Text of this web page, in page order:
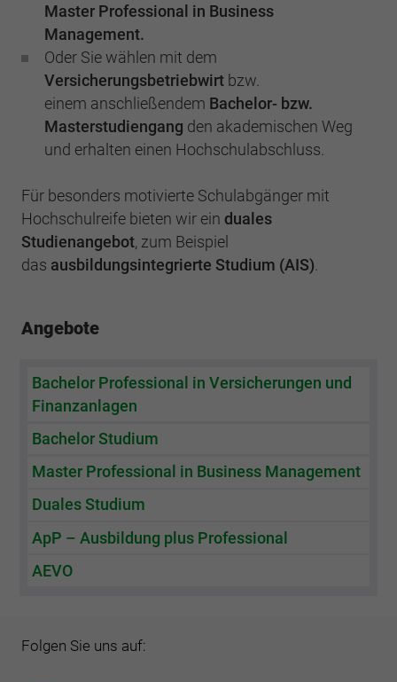
Master Professional in Business
Management.
Oder Sie wählen mit dem
Versicherungsbetriebwirtbzw.
einem anschließendem Bachelor- bzw.
Masterstudiengang den akademischen Weg
und erhalten einen Hochschulabschluss.
Für besonders motivierte Schulabgänger mit
Hochschulreife bieten wir ein duales
Studienangebot, zum Beispiel
das ausbildungsintegrierte Studium (AIS).
Angebote
Bachelor Professional in Versicherungen und
Finanzanlagen
Bachelor Studium
Master Professional in Business Management
Duales Studium
ApP – Ausbildung plus Professional
AEVO
Folgen Sie uns auf:
Name fe_typo3_user
Anbieter BWV Berlin Brandenburg
Laufzeit Sitzungsende
Zweck
Speicherung der Benutzer-ID bei
Anmeldung über den Webseiten-Login .
Analytics verwendet.
Anbieter Google Analytics
Laufzeit 1 Tag
Zweck
Registriert eine eindeutige ID, die verwendet
wird, um statistische Daten dazu, wie der
Besucher die Website nutzt, zu generieren.